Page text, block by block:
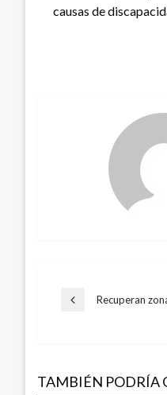
causas de
Entrada
Recuperan
TAMBIÉN PODRÍA